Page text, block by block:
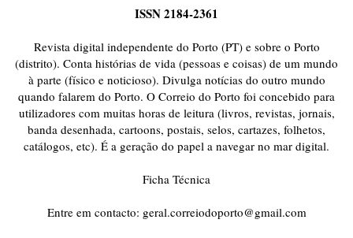
ISSN 2184-2361
Revista digital independente do Porto (PT) e sobre o Porto
(distrito). Conta histórias de vida (pessoas e coisas) de um mundo
à parte (físico e noticioso). Divulga notícias do outro mundo
quando falarem do Porto. O Correio do Porto foi concebido para
utilizadores com muitas horas de leitura (livros, revistas, jornais,
banda desenhada, cartoons, postais, selos, cartazes, folhetos,
catálogos, etc). É a geração do papel a navegar no mar digital.
Ficha Técnica
Entre em contacto: geral.correiodoporto@gmail.com